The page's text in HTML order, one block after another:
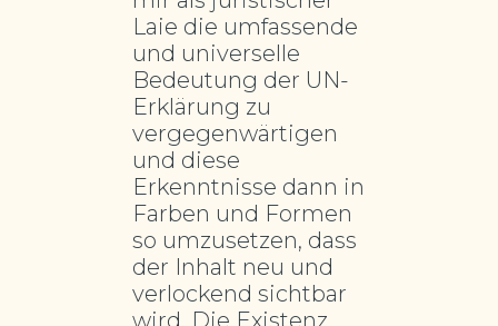
Laie die umfassende
und universelle
Bedeutung der UN-
Erklärung zu
vergegenwärtigen
und diese
Erkenntnisse dann in
Farben und Formen
so umzusetzen, dass
der Inhalt neu und
verlockend sichtbar